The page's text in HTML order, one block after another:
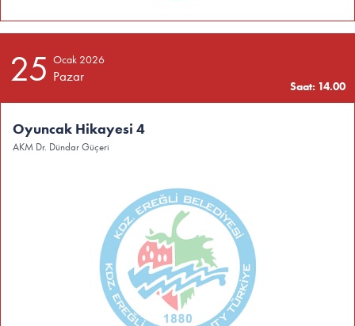
25 Ocak 2026
Pazar
Saat: 14.00
Oyuncak Hikayesi 4
AKM Dr. Dündar Güçeri